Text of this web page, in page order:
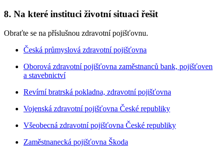
8. Na které instituci životní situaci řešit
Obraťte se na příslušnou zdravotní pojišťovnu.
Česká průmyslová zdravotní pojišťovna
Oborová zdravotní pojišťovna zaměstnanců bank, pojišťoven
a stavebnictví
Revírní bratrská pokladna, zdravotní pojišťovna
Vojenská zdravotní pojišťovna České republiky
Všeobecná zdravotní pojišťovna České republiky
Zaměstnanecká pojišťovna Škoda